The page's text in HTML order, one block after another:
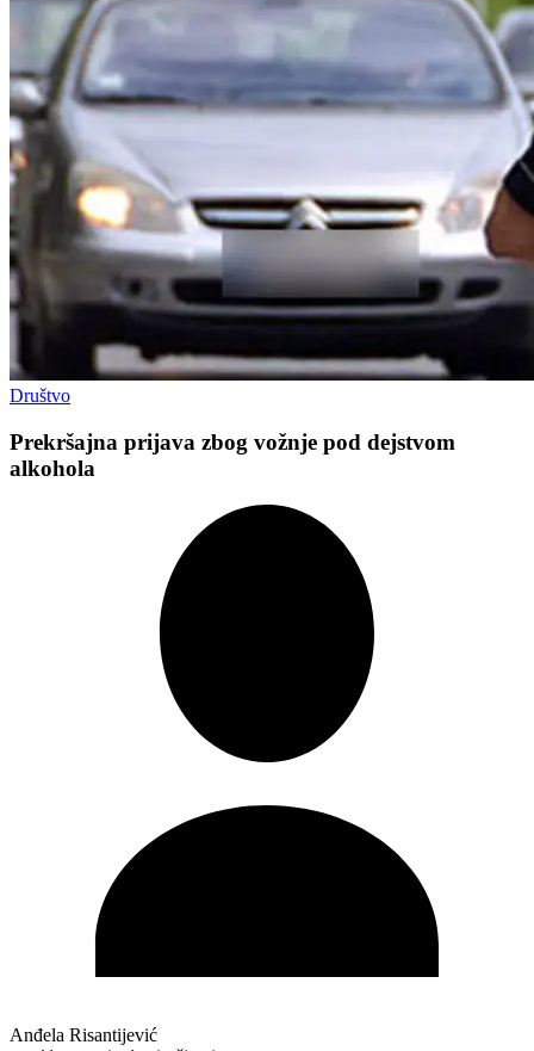
Društvo
Prekršajna prijava zbog vožnje pod dejstvom
alkohola
Anđela Risantijević